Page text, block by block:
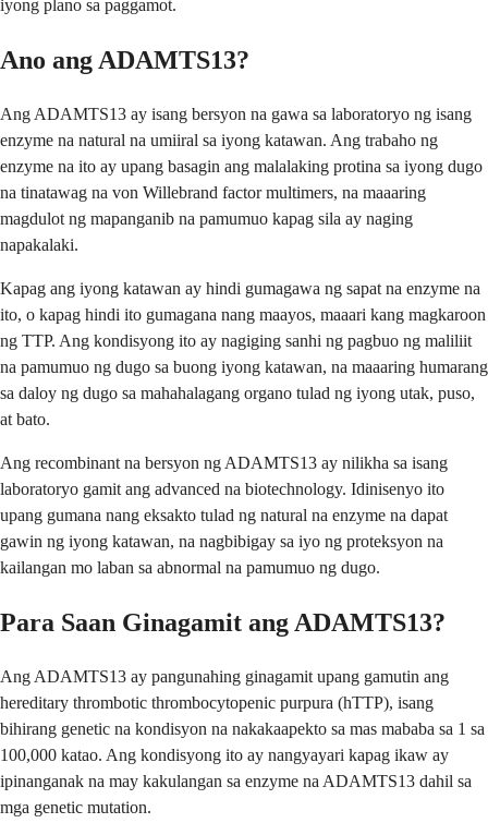
iyong plano sa paggamot.
Ano ang ADAMTS13?
Ang ADAMTS13 ay isang bersyon na gawa sa laboratoryo ng isang
enzyme na natural na umiiral sa iyong katawan. Ang trabaho ng
enzyme na ito ay upang basagin ang malalaking protina sa iyong dugo
na tinatawag na von Willebrand factor multimers, na maaaring
magdulot ng mapanganib na pamumuo kapag sila ay naging
napakalaki.
Kapag ang iyong katawan ay hindi gumagawa ng sapat na enzyme na
ito, o kapag hindi ito gumagana nang maayos, maaari kang magkaroon
ng TTP. Ang kondisyong ito ay nagiging sanhi ng pagbuo ng maliliit
na pamumuo ng dugo sa buong iyong katawan, na maaaring humarang
sa daloy ng dugo sa mahahalagang organo tulad ng iyong utak, puso,
at bato.
Ang recombinant na bersyon ng ADAMTS13 ay nilikha sa isang
laboratoryo gamit ang advanced na biotechnology. Idinisenyo ito
upang gumana nang eksakto tulad ng natural na enzyme na dapat
gawin ng iyong katawan, na nagbibigay sa iyo ng proteksyon na
kailangan mo laban sa abnormal na pamumuo ng dugo.
Para Saan Ginagamit ang ADAMTS13?
Ang ADAMTS13 ay pangunahing ginagamit upang gamutin ang
hereditary thrombotic thrombocytopenic purpura (hTTP), isang
bihirang genetic na kondisyon na nakakaapekto sa mas mababa sa 1 sa
100,000 katao. Ang kondisyong ito ay nangyayari kapag ikaw ay
ipinanganak na may kakulangan sa enzyme na ADAMTS13 dahil sa
mga genetic mutation.